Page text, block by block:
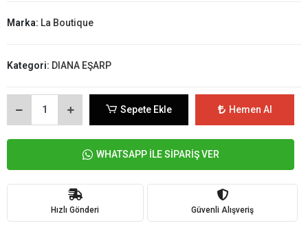
Marka: La Boutique
Kategori: DIANA EŞARP
Sepete Ekle Hemen Al
WHATSAPP İLE SİPARİŞ VER
Hızlı Gönderi Güvenli Alışveriş